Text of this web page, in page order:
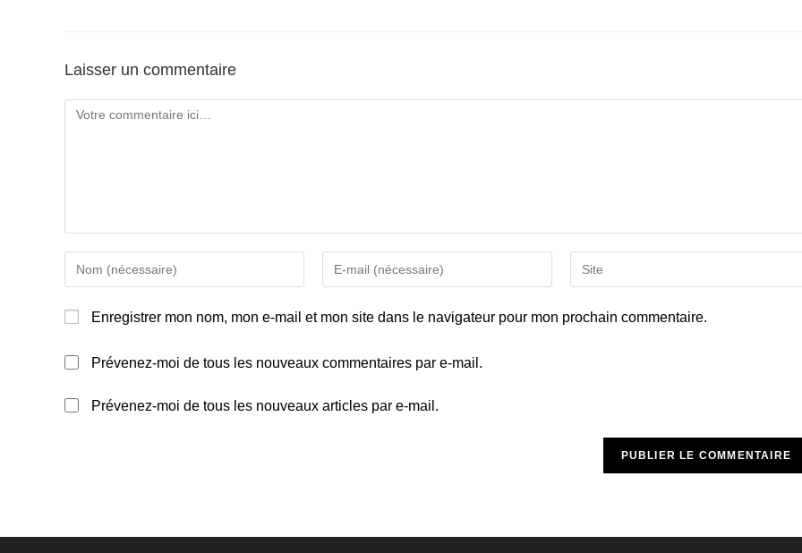
Laisser un commentaire
Comment
your
or
to
comment
your
l’URL
Enregistrer mon nom, mon e-mail et mon site dans le navigateur pour mon prochain commentaire.
Prévenez-moi de tous les nouveaux commentaires par e-mail.
Prévenez-moi de tous les nouveaux articles par e-mail.